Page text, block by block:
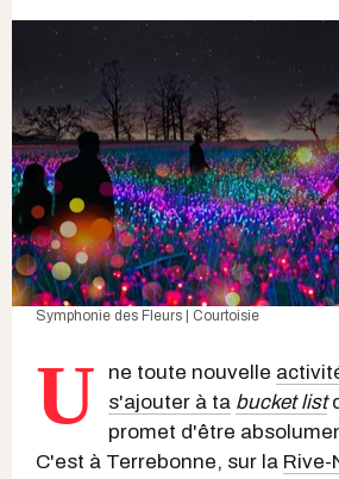
Symphonie des Fleurs | Courtoisie
U ne toute nouvelle
s'ajouter à ta bucket list
promet d'être
C'est à Terrebonne, sur la Rive-